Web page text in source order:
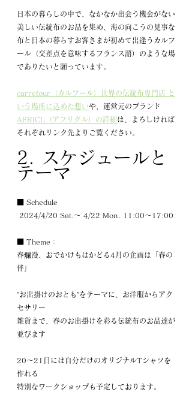
日本の暮らしの中で、なかなか出会う機会がない
美しい伝統布のお品を集め、海の向こうの見事な
布と日本の暮らすお客さまが初めて出逢うカルフ
ール（交差点を意味するフランス語）のような場
でありたいと願っています。
carrefour（カルフール）世界の伝統布専門店 と
いう場所に込めた想いや、運営元のブランド
AFRICL（アフリクル）の詳細 は、よろしければ
それぞれリンク先よりご覧ください。
2. スケジュールと
テーマ
■ Schedule
2024/4/20 Sat.～ 4/22 Mon. 11:00～17:00
■ Theme：
春爛漫、おでかけもはかどる4月の企画は「春の
伴」
"お出掛けのおとも"をテーマに、お洋服からアク
セサリー
雑貨まで、春のお出掛けを彩る伝統布のお品達が
並びます
20～21日には自分だけのオリジナルTシャツを
作れる
特別なワークショップも予定しております。